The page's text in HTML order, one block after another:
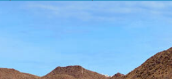
Immobilien